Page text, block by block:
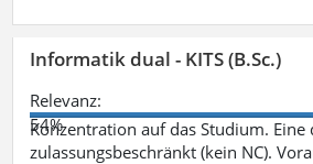
Informatik dual - KITS (B.Sc.)
Relevanz:
54%
Konzentration auf das Studium.
zulassungsbeschränkt (kein NC).